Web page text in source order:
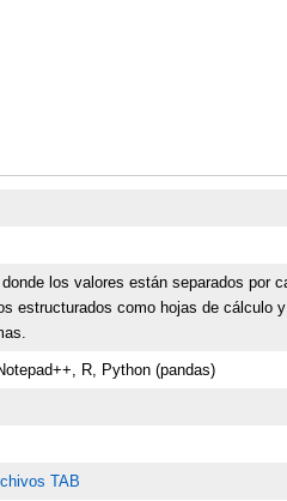
los valores están separados por
estructurados como hojas de cálculo
R, Python (pandas)
TAB